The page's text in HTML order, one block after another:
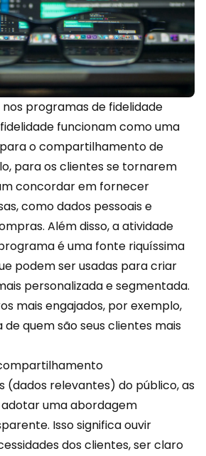
programas de fidelidade
fidelidade funcionam como uma
o compartilhamento de
para os clientes se tornarem
concordar em fornecer
como dados pessoais e
Além disso, a atividade
é uma fonte riquíssima
podem ser usadas para criar
personalizada e segmentada.
mais engajados, por exemplo,
quem são seus clientes mais
(dados relevantes) do público, as
uma abordagem
Isso significa ouvir
dos clientes, ser claro